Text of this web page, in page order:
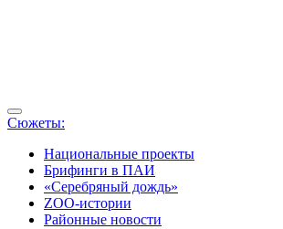
Сюжеты:
Национальные проекты
Брифинги в ПАИ
«Серебряный дождь»
ZOO-истории
Районные новости